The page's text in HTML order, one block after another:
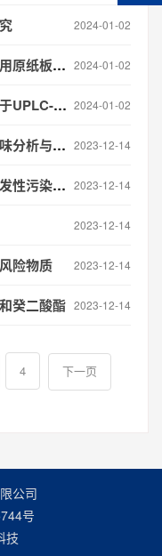
2024-01-02
关注异味问题（二）：食品接触用原纸板的气味物质表征及安全性分析 2024-01-02
原生和再生塑料鉴别（二）：基于UPLC-Q-TOF-MS和化学计量学对rPET进行鉴别 2024-01-02
关注异味问题：纸包装酸奶的异味分析与溯源 2023-12-14
食品级再生高密度聚乙烯：非挥发性污染物的非靶向筛查 2023-12-14
2023-12-14
险物质 2023-12-14
癸二酸酯 2023-12-14
4 下一页
公司
号
技